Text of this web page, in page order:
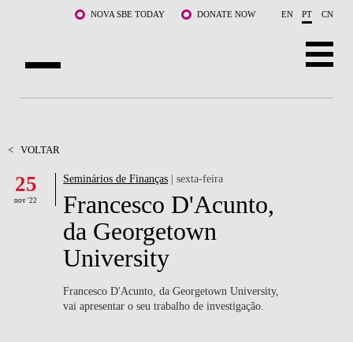
Saltar para o conteúdo principalNOVA SBE TODAY DONATE NOW EN PT CN
DOCENTES E INVESTIGAÇÃO
COMUNIDADE
LIFE AT NOVA SBE
WHAT'S HAPPENING
< VOLTAR
25
nov '22
Seminários de Finanças | sexta-feira
Francesco D'Acunto,
da Georgetown
University
Francesco D'Acunto, da Georgetown University,
vai apresentar o seu trabalho de investigação.